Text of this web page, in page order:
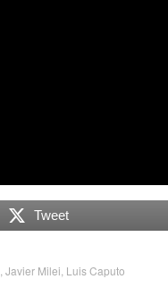
Tweet
Javier Milei Luis Caputo